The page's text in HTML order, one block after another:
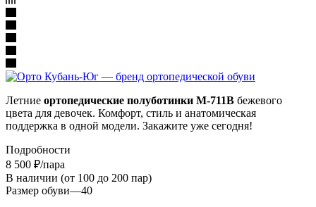
Летние ортопедические полуботинки М-711В бежевого
цвета для девочек. Комфорт, стиль и анатомическая
поддержка в одной модели. Закажите уже сегодня!
Подробности
8 500 ₽/пара
В наличии (от 100 до 200 пар)
Размер обуви—40